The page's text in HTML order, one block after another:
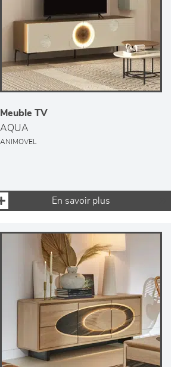
Meuble TV
AQUA
ANIMOVEL
En savoir plus